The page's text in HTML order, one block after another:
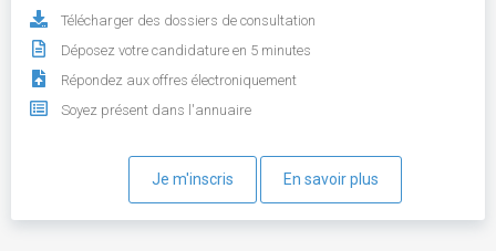
Télécharger des dossiers de consultation
Déposez votre candidature en 5 minutes
Répondez aux offres électroniquement
Soyez présent dans l'annuaire
Je m'inscris En savoir plus